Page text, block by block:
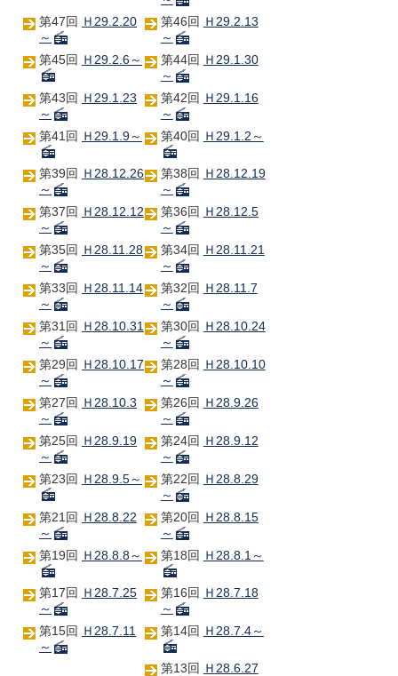
第47回 Ｈ29.2.20
～
第46回 Ｈ29.2.13
～
第45回 Ｈ29.2.6～ 第44回 Ｈ29.1.30
～
第43回 Ｈ29.1.23
～
第42回 Ｈ29.1.16
～
第41回 Ｈ29.1.9～ 第40回 Ｈ29.1.2～
第39回 Ｈ28.12.26
～
第38回 Ｈ28.12.19
～
第37回 Ｈ28.12.12
～
第36回 Ｈ28.12.5
～
第35回 Ｈ28.11.28
～
第34回 Ｈ28.11.21
～
第33回 Ｈ28.11.14
～
第32回 Ｈ28.11.7
～
第31回 Ｈ28.10.31
～
第30回 Ｈ28.10.24
～
第29回 Ｈ28.10.17
～
第28回 Ｈ28.10.10
～
第27回 Ｈ28.10.3
～
第26回 Ｈ28.9.26
～
第25回 Ｈ28.9.19
～
第24回 Ｈ28.9.12
～
第23回 Ｈ28.9.5～ 第22回 Ｈ28.8.29
～
第21回 Ｈ28.8.22
～
第20回 Ｈ28.8.15
～
第19回 Ｈ28.8.8～ 第18回 Ｈ28.8.1～
第17回 Ｈ28.7.25
～
第16回 Ｈ28.7.18
～
第15回 Ｈ28.7.11
～
第14回 Ｈ28.7.4～
第13回 Ｈ28.6.27